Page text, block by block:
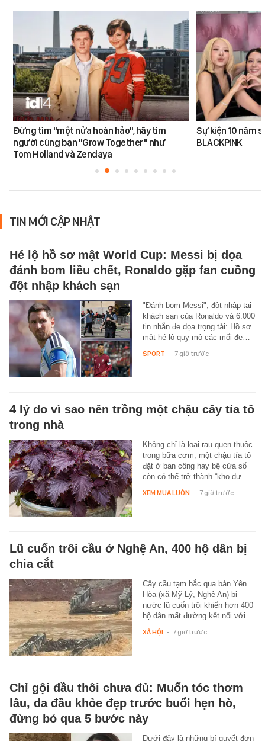
Đừng tìm "một nửa hoàn hảo", hãy tìm
người cùng bạn "Grow Together" như
Tom Holland và Zendaya
Sự kiện 10 năm
BLACKPINK
TIN MỚI CẬP NHẬT
Hé lộ hồ sơ mật World Cup: Messi bị dọa
đánh bom liều chết, Ronaldo gặp fan cuồng
đột nhập khách sạn
"Đánh bom Messi", đột nhập tại
khách sạn của Ronaldo và 6.000
tin nhắn đe dọa trọng tài: Hồ sơ
mật hé lộ quy mô các mối đe…
SPORT - 7 giờ trước
4 lý do vì sao nên trồng một chậu cây tía tô
trong nhà
Không chỉ là loại rau quen thuộc
trong bữa cơm, một chậu tía tô
đặt ở ban công hay bệ cửa sổ
còn có thể trở thành “kho dự…
XEM MUA LUÔN - 7 giờ trước
Lũ cuốn trôi cầu ở Nghệ An, 400 hộ dân bị
chia cắt
Cây cầu tạm bắc qua bản Yên
Hòa (xã Mỹ Lý, Nghệ An) bị
nước lũ cuốn trôi khiến hơn 400
hộ dân mất đường kết nối với…
XÃ HỘI - 7 giờ trước
Chỉ gội đầu thôi chưa đủ: Muốn tóc thơm
lâu, da đầu khỏe đẹp trước buổi hẹn hò,
đừng bỏ qua 5 bước này
Dưới đây là những bí quyết đơn